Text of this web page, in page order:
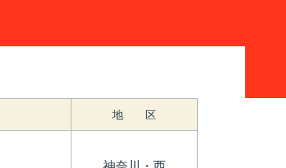
地 区